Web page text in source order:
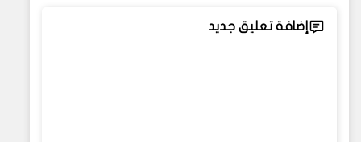
إضافة تعليق جديد